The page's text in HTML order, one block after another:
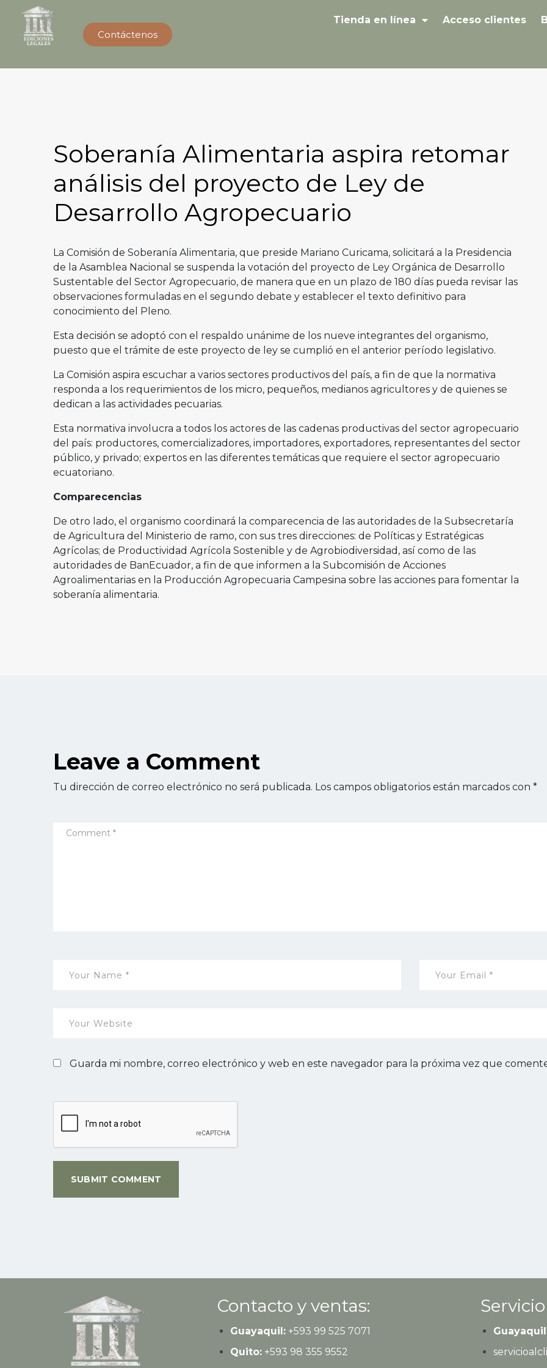
Contáctenos
Tienda en línea Acceso clientes
Soberanía Alimentaria aspira retomar
análisis del proyecto de Ley de
Desarrollo Agropecuario
La Comisión de Soberanía Alimentaria, que preside Mariano Curicama, solicitará a la Presidencia
de la Asamblea Nacional se suspenda la votación del proyecto de Ley Orgánica de Desarrollo
Sustentable del Sector Agropecuario, de manera que en un plazo de 180 días pueda revisar las
observaciones formuladas en el segundo debate y establecer el texto definitivo para
conocimiento del Pleno.
Esta decisión se adoptó con el respaldo unánime de los nueve integrantes del organismo,
puesto que el trámite de este proyecto de ley se cumplió en el anterior período legislativo.
La Comisión aspira escuchar a varios sectores productivos del país, a fin de que la normativa
responda a los requerimientos de los micro, pequeños, medianos agricultores y de quienes se
dedican a las actividades pecuarias.
Esta normativa involucra a todos los actores de las cadenas productivas del sector agropecuario
del país: productores, comercializadores, importadores, exportadores, representantes del sector
público, y privado; expertos en las diferentes temáticas que requiere el sector agropecuario
ecuatoriano.
Comparecencias
De otro lado, el organismo coordinará la comparecencia de las autoridades de la Subsecretaría
de Agricultura del Ministerio de ramo, con sus tres direcciones: de Políticas y Estratégicas
Agrícolas; de Productividad Agrícola Sostenible y de Agrobiodiversidad, así como de las
autoridades de BanEcuador, a fin de que informen a la Subcomisión de Acciones
Agroalimentarias en la Producción Agropecuaria Campesina sobre las acciones para fomentar la
soberanía alimentaria.
Leave a Comment
Tu dirección de correo electrónico no será publicada. Los campos obligatorios están marcados con *
Guarda mi nombre, correo electrónico y web en este navegador para la próxima vez que
Contacto y ventas:
Guayaquil:+593 99 525 7071
Quito:+593 98 355 9552